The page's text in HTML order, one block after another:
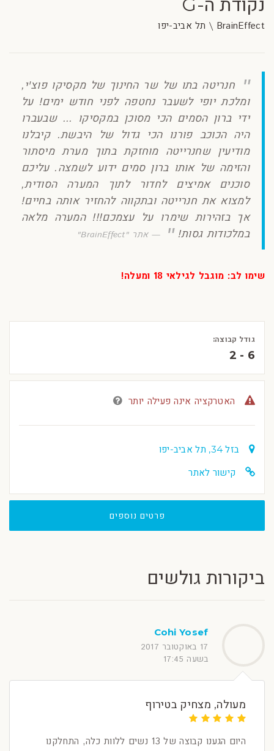
נקודת ה-G
BrainEffect \ תל אביב-יפו
חנריטה בתו של שר החינוך של מקסיקו פוצ'י,
ומלכת יופי לשעבר נחטפה לפני חודש ימים! על
ידי ברון הסמים הכי מסוכן במקסיקו ... שבעברו
היה הכוכב פורנו הכי גדול של היבשת. קיבלנו
מודיעין שחנרייטה מוחזקת בתוך מערת מיסתור
והזימה של אותו ברון סמים ידוע לשמצה. עליכם
סוכנים אמיצים לחדור לתוך המערה הסודית,
למצוא את חנרייטה ובתקווה להחזיר אותה בחיים!
אך בזהירות שימרו על עצמכם!!! המערה מלאה
במלכודות גסות!
אתר "BrainEffect"
שימו לב: מוגבל לגילאי 18 ומעלה!
גודל קבוצה:
2 - 6
האטרקציה אינה פעילה יותר
בזל 34, תל אביב-יפו
קישור לאתר
פרטים נוספים
ביקורות גולשים
Cohi Yosef
17 באוקטובר 2017
בשעה 17:45
מעולה, מצחיק בטירוף
היום הגענו קבוצה של 13 נשים ללוות כלה, התחלקנו